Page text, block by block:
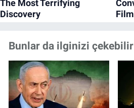
Bunlar da ilginizi çekebilir